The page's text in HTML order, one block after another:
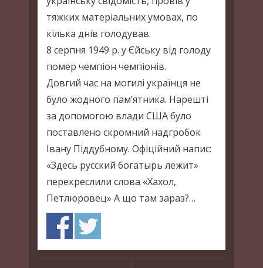
тяжких матеріальних умовах, по
кілька днів голодував.
8 серпня 1949 р. у Єйську від голоду
помер чемпіон чемпіонів.
Довгий час на могилі українця не
було жодного пам’ятника. Нарешті
за допомогою влади США було
поставлено скромний надгробок
Івану Піддубному. Офіційний напис:
«Здесь русский богатырь лежит»
перекреслили слова «Хахол,
Петлюровец» А що там зараз?…